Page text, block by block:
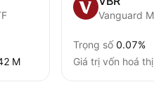
M‬
Trọng số 0.07%
Giá trị vốn hoá